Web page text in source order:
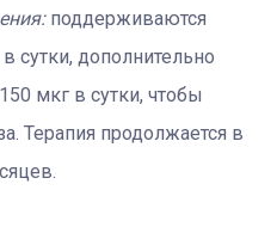
поддерживаются
сутки, дополнительно
мкг в сутки, чтобы
Терапия продолжается в